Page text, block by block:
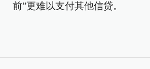
前”更难以支付其他信贷。